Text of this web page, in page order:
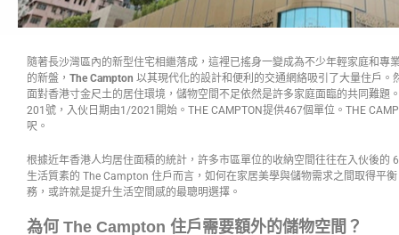
隨著長沙灣區內的新型住宅相繼落成，這裡已搖身一變成為不少年輕家庭和專
的新盤， The Campton 以其現代化的設計和便利的交通網絡吸引了大量住戶。
面對香港寸金尺土的居住環境，儲物空間不足依然是許多家庭面臨的共同難題
201號，入伙日期由1/2021開始。THE CAMPTON提供467個單位。THE
呎。
根據近年香港人均居住面積的統計，許多市區單位的收納空間往往在入伙後的
生活質素的 The Campton 住戶而言，如何在家居美學與儲物需求之間取得平
務，或許就是提升生活空間感的最聰明選擇。
為何 The Campton 住戶需要額外的儲物空間？